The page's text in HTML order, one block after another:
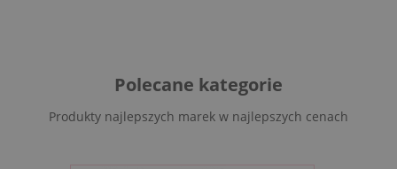
Polecane kategorie
Produkty najlepszych marek w najlepszych cenach